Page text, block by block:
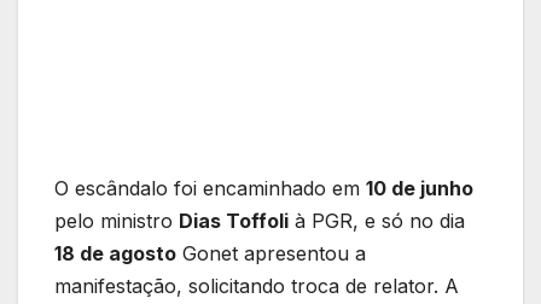
O escândalo foi encaminhado em 10 de junho
pelo ministro Dias Toffoli à PGR, e só no dia
18 de agosto Gonet apresentou a
manifestação, solicitando troca de relator. A